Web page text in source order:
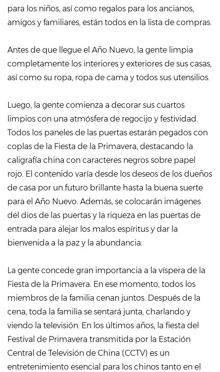
para los niños, así como regalos para los ancianos,
amigos y familiares, están todos en la lista de compras.
Antes de que llegue el Año Nuevo, la gente limpia
completamente los interiores y exteriores de sus casas,
así como su ropa, ropa de cama y todos sus utensilios.
Luego, la gente comienza a decorar sus cuartos
limpios con una atmósfera de regocijo y festividad.
Todos los paneles de las puertas estarán pegados con
coplas de la Fiesta de la Primavera, destacando la
caligrafía china con caracteres negros sobre papel
rojo. El contenido varía desde los deseos de los dueños
de casa por un futuro brillante hasta la buena suerte
para el Año Nuevo. Además, se colocarán imágenes
del dios de las puertas y la riqueza en las puertas de
entrada para alejar los malos espíritus y dar la
bienvenida a la paz y la abundancia.
La gente concede gran importancia a la víspera de la
Fiesta de la Primavera. En ese momento, todos los
miembros de la familia cenan juntos. Después de la
cena, toda la familia se sentará junta, charlando y
viendo la televisión. En los últimos años, la fiesta del
Festival de Primavera transmitida por la Estación
Central de Televisión de China (CCTV) es un
entretenimiento esencial para los chinos tanto en el